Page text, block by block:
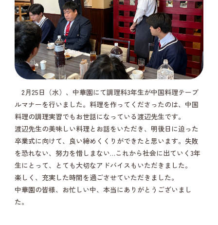
2月25日（水）、中華園にて調理科3年生が中国料理テーブ
ルマナーを行いました。料理を作ってくださったのは、中国
料理の調理実習でもお世話になっている渡辺先生です。
渡辺先生の美味しい料理とお話をいただき、明後日に迫った
卒業式に向けて、良い締めくくりができたと思います。失敗
を恐れない、努力を惜しまない…これから社会に出ていく3年
生にとって、とても大切なアドバイスもいただきました。
楽しく、充実した時間を過ごさせていただきました。
中華園の皆様、お忙しい中、本当にありがとうございまし
た。